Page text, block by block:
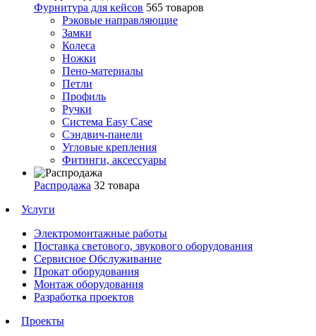
Фурнитура для кейсов 565 товаров
Рэковые направляющие
Замки
Колеса
Ножки
Пено-материалы
Петли
Профиль
Ручки
Система Easy Case
Сэндвич-панели
Угловые крепления
Фитинги, аксессуары
Распродажа 32 товара
Услуги
Электромонтажные работы
Поставка светового, звукового оборудования
Сервисное Обслуживание
Прокат оборудования
Монтаж оборудования
Разработка проектов
Проекты